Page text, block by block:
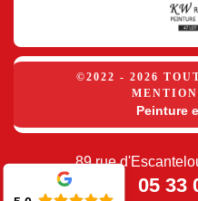
©2022 - 2026
Peinture
89 rue
05 33